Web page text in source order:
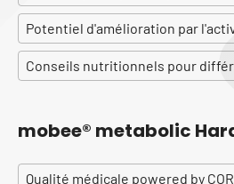
Potentiel d'amélioration par
Conseils nutritionnels pour
mobee® metabolic
Qualité médicale powered by